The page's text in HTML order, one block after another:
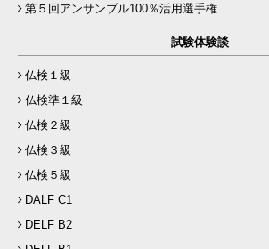
第５回アンサンブル100％活用選手権
試験体験談
仏検１級
仏検準１級
仏検２級
仏検３級
仏検５級
DALF C1
DELF B2